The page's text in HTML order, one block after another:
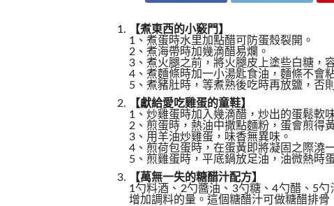
【煮東西的小竅門】
1、煮蛋時水里加點醋可防蛋殼裂開。
2、煮海帶時加幾滴醋易爛。
3、煮火腿之前，將火腿皮上塗些白糖，
4、煮麵條時加一小湯匙食油，麵條不會
5、煮豬肚時，等煮熟後吃時再放鹽，否
【獻給愛吃雞蛋的童鞋】
1、炒雞蛋時加入幾滴醋，炒出的蛋鬆軟
2、煎蛋時，熱油中撒點麵粉，蛋會煎得
3、用羊油炒雞蛋，味香無異味。
4、煎荷包蛋時，在蛋黃即將凝固之際澆
5、煎雞蛋時，平底鍋放足油，油微熱時
【萬無一失的糖醋汁配方】
1勺料酒、2勺醬油、3勺糖、4勺醋、5
增加調料的量。這個糖醋汁可做糖醋排骨